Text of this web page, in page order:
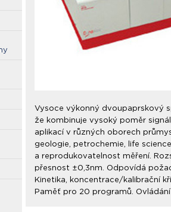
Vysoce výkonný dvoupaprskový
že kombinuje vysoký poměr
aplikací v různých oborech
geologie, petrochemie, life
a reprodukovatelnost měření.
přesnost ±0,3nm. Odpovídá
Kinetika, koncentrace/kalibrační
Paměť pro 20 programů.